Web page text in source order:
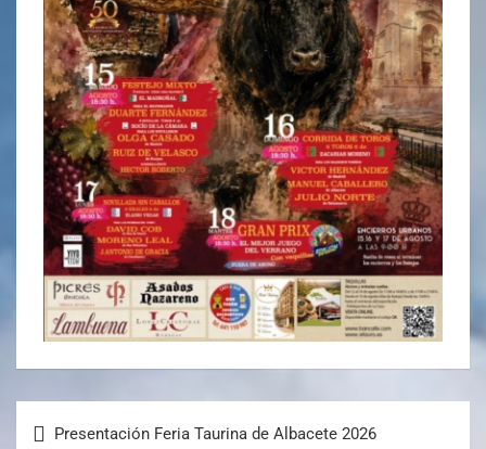
Presentación Feria Taurina de Albacete 2026